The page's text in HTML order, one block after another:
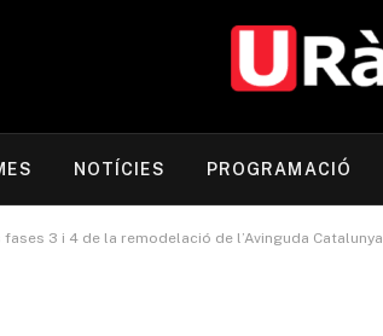
NOTÍCIES PROGRAMACIÓ
3 i 4 de la remodelació de l’Avinguda Catalunya